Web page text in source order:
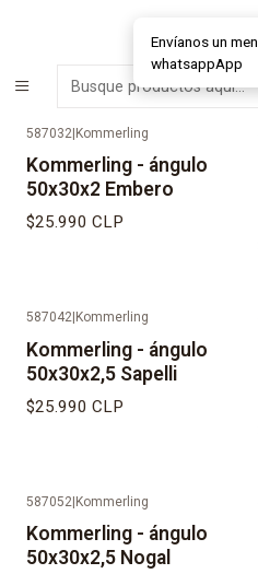
MÁS DE 15 AÑOS
CRISTAL Y
Inicio Outlet y Oportunidades
587032 Kommerling
Kommerling - ángulo
50x30x2 Embero
$25.990 CLP
587042 Kommerling
Kommerling - ángulo
50x30x2,5 Sapelli
$25.990 CLP
587052|Kommerling
Kommerling - ángulo
50x30x2,5 Nogal
Envíanos un
whatsappApp